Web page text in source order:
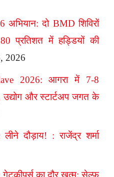
दो BMD शिविरों
प्रतिशत में हड्डियों की
2026
2026: आगरा में 7-8
और स्टार्टअप जगत के
दौड़ाय! : राजेंद्र शर्मा
का दौर खत्म: सेल्फ